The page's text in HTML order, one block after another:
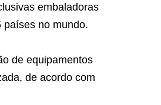
embaladoras
países no mundo.
de equipamentos
de acordo com